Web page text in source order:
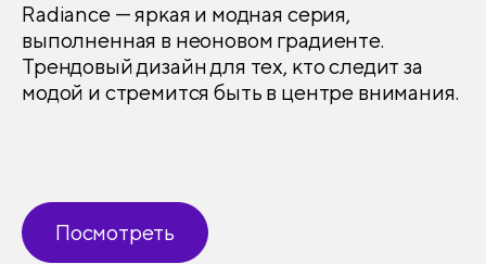
Radiance — яркая и модная серия,
выполненная в неоновом градиенте.
Трендовый дизайн для тех, кто следит за
модой и стремится быть в центре внимания.
Посмотреть